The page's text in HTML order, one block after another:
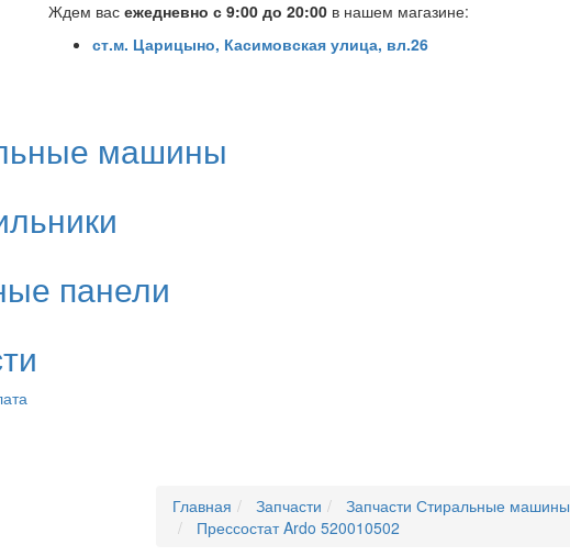
Ждем вас ежедневно с 9:00 до 20:00 в нашем магазине:
ст.м. Царицыно, Касимовская улица, вл.26
машины
панели
Главная Запчасти Запчасти Стиральные машины
Прессостат Ardo 520010502